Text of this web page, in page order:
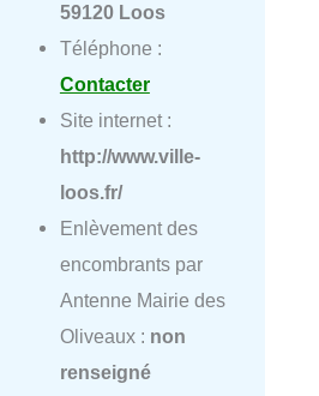
59120 Loos
Téléphone :
Contacter
Site internet :
http://www.ville-
loos.fr/
Enlèvement des
encombrants par
Antenne Mairie des
Oliveaux : non
renseigné